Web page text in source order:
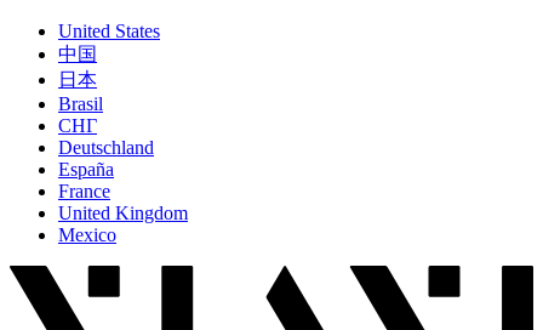
United States
中国
日本
Brasil
СНГ
Deutschland
España
France
United Kingdom
Mexico